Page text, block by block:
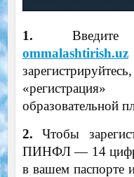
1. Введите
ommalashtirish.uz
образовательной
2. Чтобы
ПИНФЛ — 14 цифр
в вашем паспорте